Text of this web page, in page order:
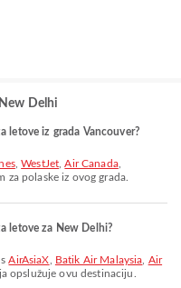
Delhi
letove iz grada Vancouver?
,WestJet ,Air Canada,
polaske iz ovog grada.
letove za New Delhi?
sAirAsiaX Batik Air Malaysia Air
opslužuje ovu destinaciju.